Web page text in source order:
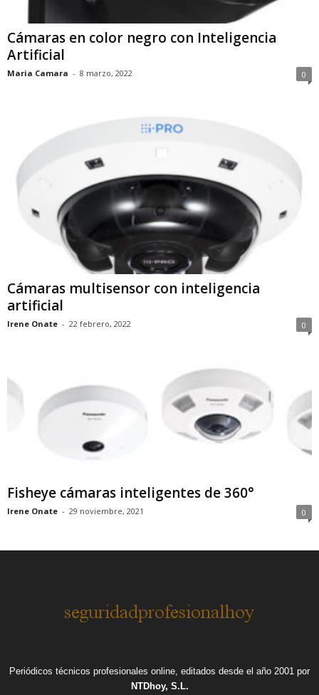
Cámaras en color negro con Inteligencia
Artificial
Maria Camara - 8 marzo, 2022 0
Cámaras multisensor con inteligencia
artificial
Irene Onate - 22 febrero, 2022 0
Fisheye cámaras inteligentes de 360°
Irene Onate - 29 noviembre, 2021 0
Periódicos técnicos profesionales online, editados desde el año 2001 por
NTDhoy, S.L.